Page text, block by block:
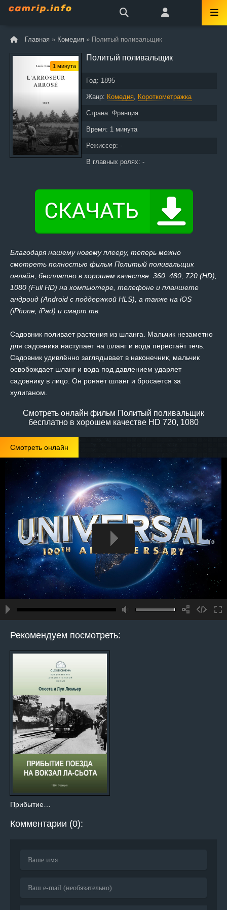
Главная » Комедия » Политый поливальщик
1 минута
Политый поливальщик
Год: 1895
Жанр: Комедия, Короткометражка
Страна: Франция
Время: 1 минута
Режиссер: -
В главных ролях: -
Благодаря нашему новому плееру, теперь можно
смотреть полностью фильм Политый поливальщик
онлайн, бесплатно в хорошем качестве: 360, 480, 720 (HD),
1080 (Full HD) на компьютере, телефоне и планшете
андроид (Android с поддержкой HLS), а также на iOS
(iPhone, iPad) и смарт тв.
Садовник поливает растения из шланга. Мальчик незаметно
для садовника наступает на шланг и вода перестаёт течь.
Садовник удивлённо заглядывает в наконечник, мальчик
освобождает шланг и вода под давлением ударяет
садовнику в лицо. Он роняет шланг и бросается за
хулиганом.
Смотреть онлайн фильм Политый поливальщик
бесплатно в хорошем качестве HD 720, 1080
Смотреть онлайн
Рекомендуем посмотреть:
Прибытие…
Комментарии (0):